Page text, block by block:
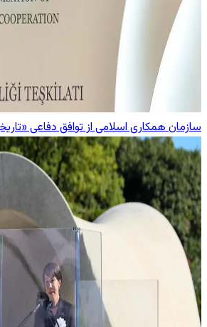
سازمان همکاری اسلامی از توافق دفاعی